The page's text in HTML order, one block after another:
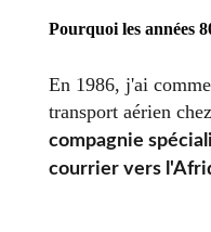
Pourquoi les années
En 1986, j'ai
transport aérien chez
compagnie
courrier vers